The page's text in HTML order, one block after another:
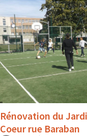
Rénovation du
Coeur rue Baraban